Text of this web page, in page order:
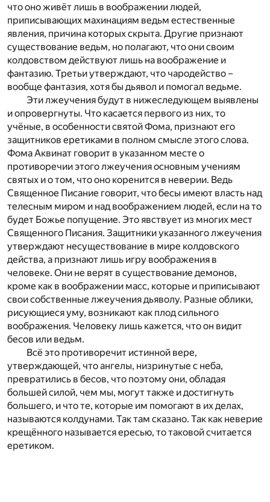
что оно живёт лишь в воображении людей,
приписывающих махинациям ведьм естественные
явления, причина которых скрыта. Другие признают
существование ведьм, но полагают, что они своим
колдовством действуют лишь на воображение и
фантазию. Третьи утверждают, что чародейство –
вообще фантазия, хотя бы дьявол и помогал ведьме.
Эти лжеучения будут в нижеследующем выявлены
и опровергнуты. Что касается первого из них, то
учёные, в особенности святой Фома, признают его
защитников еретиками в полном смысле этого слова.
Фома Аквинат говорит в указанном месте о
противоречии этого лжеучения основным учениям
святых и о том, что оно коренится в неверии. Ведь
Священное Писание говорит, что бесы имеют власть над
телесным миром и над воображением людей, если на то
будет Божье попущение. Это явствует из многих мест
Священного Писания. Защитники указанного лжеучения
утверждают несуществование в мире колдовского
действа, а признают лишь игру воображения в
человеке. Они не верят в существование демонов,
кроме как в воображении масс, которые и приписывают
свои собственные лжеучения дьяволу. Разные облики,
рисующиеся уму, возникают как плод сильного
воображения. Человеку лишь кажется, что он видит
бесов или ведьм.
Всё это противоречит истинной вере,
утверждающей, что ангелы, низринутые с неба,
превратились в бесов, что поэтому они, обладая
большей силой, чем мы, могут также и достигнуть
большего, и что те, которые им помогают в их делах,
называются колдунами. Так там сказано. Так как неверие
крещённого называется ересью, то таковой считается
еретиком.